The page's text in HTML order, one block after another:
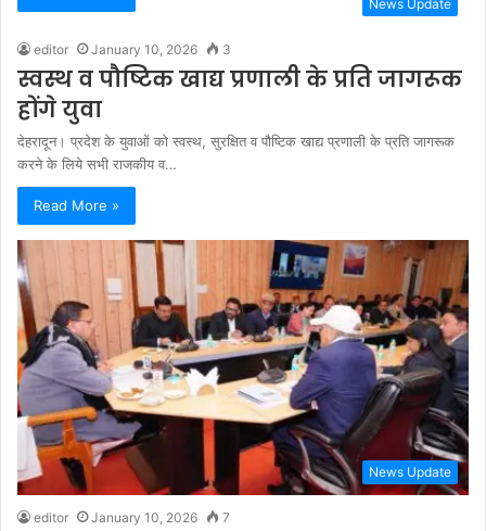
News Update
editor January 10, 2026 3
स्वस्थ व पौष्टिक खाद्य प्रणाली के प्रति जागरूक
होंगे युवा
देहरादून। प्रदेश के युवाओं को स्वस्थ, सुरक्षित व पौष्टिक खाद्य प्रणाली के प्रति जागरूक
करने के लिये सभी राजकीय व…
Read More »
News Update
editor January 10, 2026 7